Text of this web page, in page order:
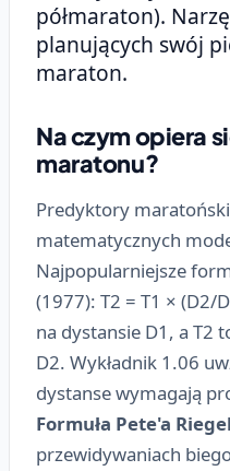
półmaraton).
planujących swój
maraton.
Na czym opiera
maratonu?
Predyktory
matematycznych
Najpopularniejsze
(1977): T2 = T1 × (D2/
na dystansie D1, a T2
D2. Wykładnik 1.06
dystanse wymagają
Formuła Pete'a
przewidywaniach